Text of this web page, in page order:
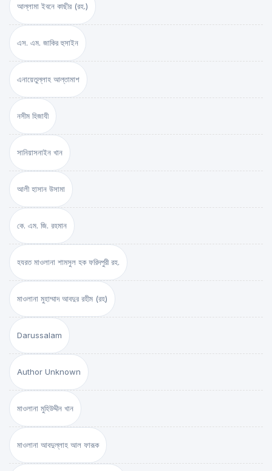
আল্লামা ইবনে কাছীর (রহ.)
এস. এম. জাকির হুসাইন
এনায়েতুল্লাহ আল্‌তামাশ
নসীম হিজাযী
সানিয়াসনাইন খান
আলী হাসান উসামা
কে. এম. জি. রহমান
হযরত মাওলানা শামসুল হক ফরিদপুরী রহ.
মাওলানা মুহাম্মাদ আবদুর রহীম (রহ)
Darussalam
Author Unknown
মাওলানা মুহিউদ্দীন খান
মাওলানা আবদুল্লাহ আল ফারূক